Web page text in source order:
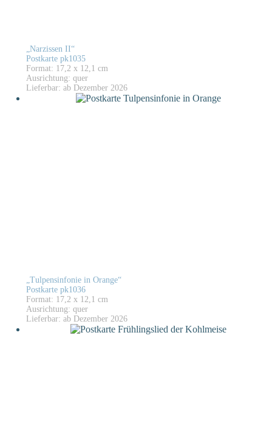
„Narzissen II“
Postkarte pk1035
Format: 17,2 x 12,1 cm
Ausrichtung: quer
Lieferbar: ab Dezember 2026
„Tulpensinfonie in Orange“
Postkarte pk1036
Format: 17,2 x 12,1 cm
Ausrichtung: quer
Lieferbar: ab Dezember 2026